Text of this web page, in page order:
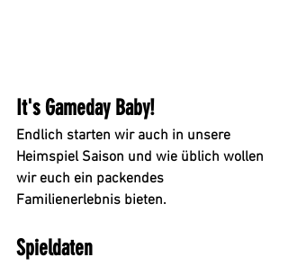
It's Gameday Baby!
Endlich starten wir auch in unsere
Heimspiel Saison und wie üblich wollen
wir euch ein packendes
Familienerlebnis bieten.
Spieldaten